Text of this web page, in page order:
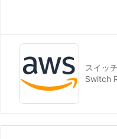
スイッ
Switch